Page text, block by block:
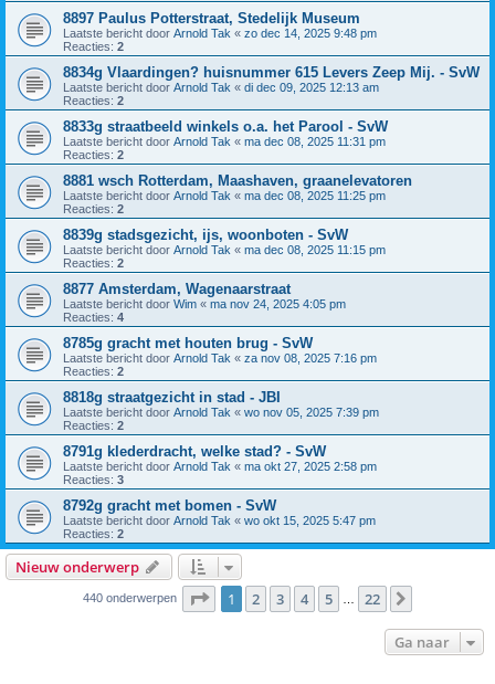
8897 Paulus Potterstraat, Stedelijk Museum
Laatste bericht door Arnold Tak « zo dec 14, 2025 9:48 pm
Reacties: 2
8834g Vlaardingen? huisnummer 615 Levers Zeep Mij. - SvW
Laatste bericht door Arnold Tak « di dec 09, 2025 12:13 am
Reacties: 2
8833g straatbeeld winkels o.a. het Parool - SvW
Laatste bericht door Arnold Tak « ma dec 08, 2025 11:31 pm
Reacties: 2
8881 wsch Rotterdam, Maashaven, graanelevatoren
Laatste bericht door Arnold Tak « ma dec 08, 2025 11:25 pm
Reacties: 2
8839g stadsgezicht, ijs, woonboten - SvW
Laatste bericht door Arnold Tak « ma dec 08, 2025 11:15 pm
Reacties: 2
8877 Amsterdam, Wagenaarstraat
Laatste bericht door Wim « ma nov 24, 2025 4:05 pm
Reacties: 4
8785g gracht met houten brug - SvW
Laatste bericht door Arnold Tak « za nov 08, 2025 7:16 pm
Reacties: 2
8818g straatgezicht in stad - JBI
Laatste bericht door Arnold Tak « wo nov 05, 2025 7:39 pm
Reacties: 2
8791g klederdracht, welke stad? - SvW
Laatste bericht door Arnold Tak « ma okt 27, 2025 2:58 pm
Reacties: 3
8792g gracht met bomen - SvW
Laatste bericht door Arnold Tak « wo okt 15, 2025 5:47 pm
Reacties: 2
Nieuw onderwerp
440 onderwerpen Pagina van 22
1 2 3 4 5 22
Ga naar